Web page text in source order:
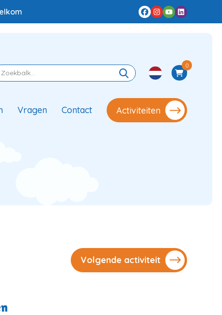
0
Vragen Contact Activiteiten
Volgende activiteit